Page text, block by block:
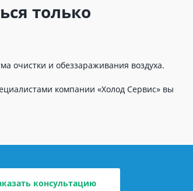
только
очистки и обеззараживания воздуха.
компании «Холод Сервис» вы
консультацию